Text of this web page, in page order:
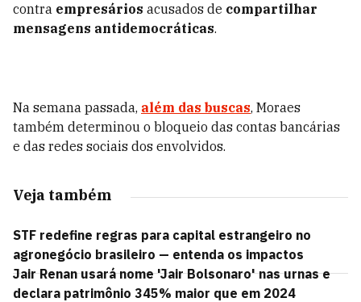
contra empresários acusados de compartilhar
mensagens antidemocráticas.
Na semana passada, além das buscas, Moraes
também determinou o bloqueio das contas bancárias
e das redes sociais dos envolvidos.
Veja também
STF redefine regras para capital estrangeiro no
agronegócio brasileiro — entenda os impactos
Jair Renan usará nome 'Jair Bolsonaro' nas urnas e
declara patrimônio 345% maior que em 2024